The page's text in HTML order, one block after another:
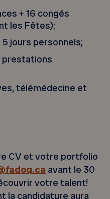
+ 16 congés
les Fêtes);
5 jours personnels;
prestations
télémédecine et
CV et votre portfolio
avant le 30
votre talent!
la candidature aura